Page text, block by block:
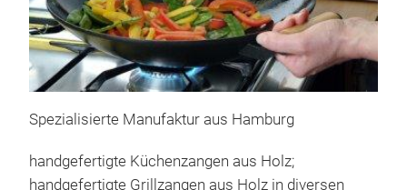
Spezialisierte Manufaktur aus Hamburg
handgefertigte Küchenzangen aus Holz;
handgefertigte Grillzangen aus Holz in diversen